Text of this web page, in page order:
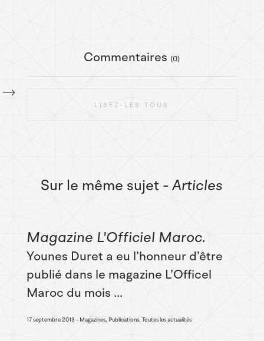
Commentaires (0)
LISEZ-LES TOUS
Sur le même sujet - Articles
Magazine L'Officiel Maroc
Younes Duret a eu l’honneur d’être
publié dans le magazine L’Officel
Maroc du mois ...
17 septembre 2013 Magazines, Publications, Toutes les actualités